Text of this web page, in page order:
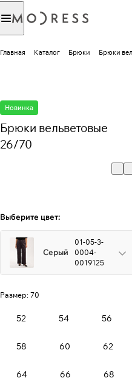
Главная Каталог Брюки Брюки
Новинка
Брюки вельветовые
26/70
Выберите цвет:
Серый
01-05-3-
0004-
0019125
Размер: 70
52 54 56
58 60 62
64 66 68